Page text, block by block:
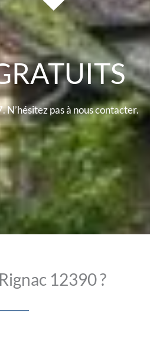
pas à nous contacter.
12390 ?